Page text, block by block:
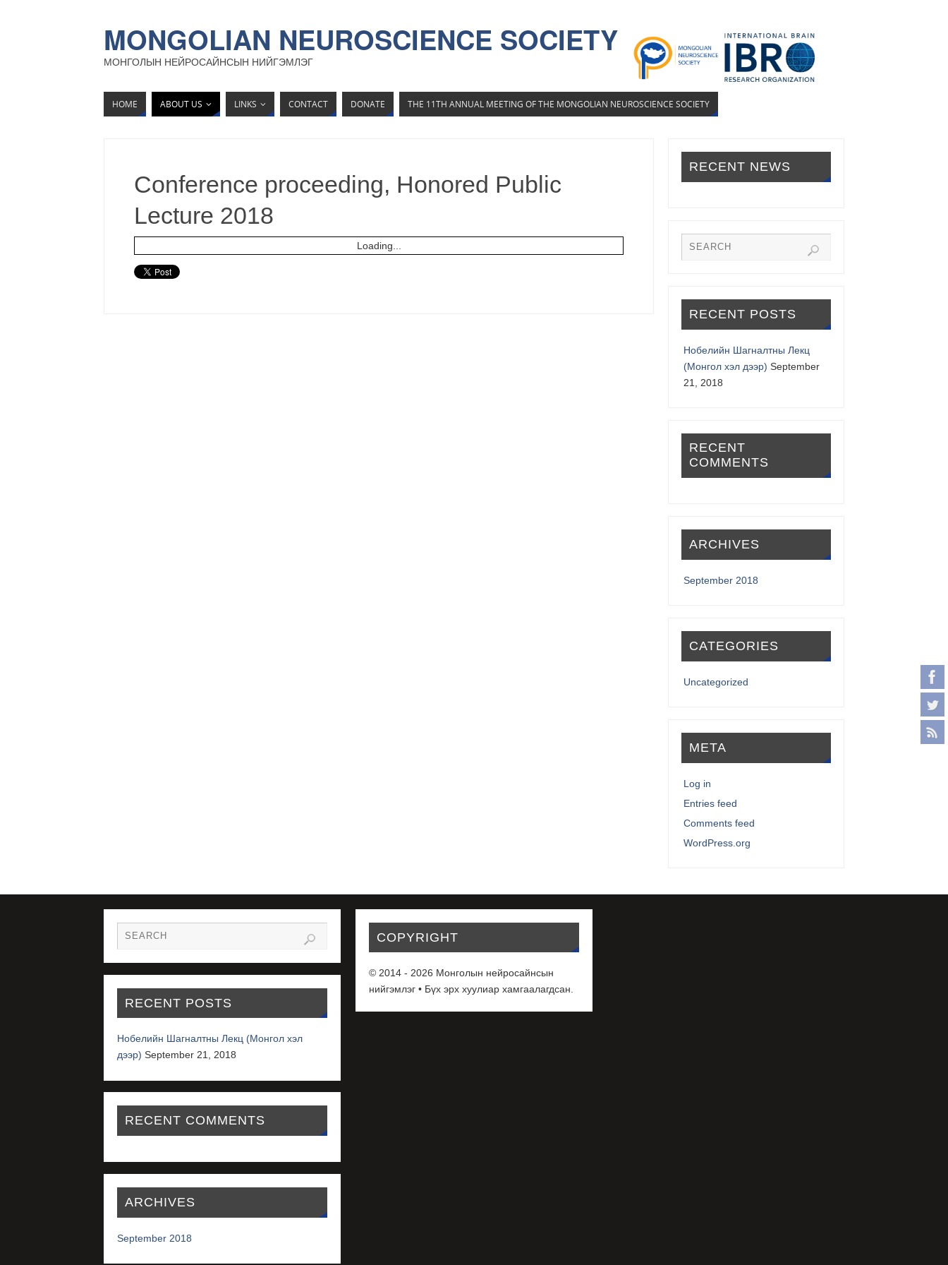
MONGOLIAN NEUROSCIENCE SOCIETY
МОНГОЛЫН НЕЙРОСАЙНСЫН НИЙГЭМЛЭГ
HOME ABOUT US LINKS CONTACT DONATE THE 11TH ANNUAL MEETING OF THE MONGOLIAN NEUROSCIENCE SOCIETY
Conference proceeding, Honored Public
Lecture 2018
Loading...
RECENT NEWS
RECENT POSTS
Нобелийн Шагналтны Лекц
(Монгол хэл дээр) September
21, 2018
RECENT
COMMENTS
ARCHIVES
September 2018
CATEGORIES
Uncategorized
META
Log in
Entries feed
Comments feed
WordPress.org
RECENT POSTS
Нобелийн Шагналтны Лекц (Монгол хэл
дээр) September 21, 2018
RECENT COMMENTS
ARCHIVES
September 2018
COPYRIGHT
© 2014 - 2026 Монголын нейросайнсын
нийгэмлэг • Бүх эрх хуулиар хамгаалагдсан.